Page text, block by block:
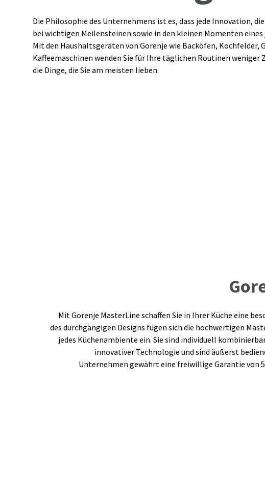
Die Philosophie des Unternehmens ist es, dass jede Innovation,
bei wichtigen Meilensteinen sowie in den kleinen Momenten
Mit den Haushaltsgeräten von Gorenje wie Backöfen, Kochfelder,
Kaffeemaschinen wenden Sie für Ihre täglichen Routinen weniger
die Dinge, die Sie am meisten lieben.
Mit Gorenje MasterLine schaffen Sie in Ihrer Küche eine
des durchgängigen Designs fügen sich die hochwertigen
jedes Küchenambiente ein. Sie sind individuell
innovativer Technologie und sind äußerst
Unternehmen gewährt eine freiwillige Garantie von